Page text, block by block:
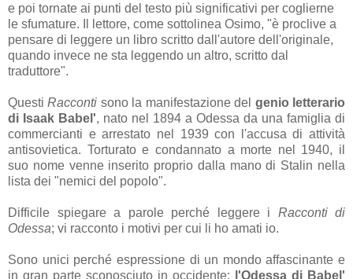
e poi tornate ai punti del testo più significativi per coglierne
le sfumature. Il lettore, come sottolinea Osimo, "è proclive a
pensare di leggere un libro scritto dall'autore dell'originale,
quando invece ne sta leggendo un altro, scritto dal
traduttore".
QuestiRacconti sono la manifestazione del genio letterario
di Isaak Babel', nato nel 1894 a Odessa da una famiglia di
commercianti e arrestato nel 1939 con l'accusa di attività
antisovietica. Torturato e condannato a morte nel 1940, il
suo nome venne inserito proprio dalla mano di Stalin nella
lista dei "nemici del popolo".
Difficile spiegare a parole perché leggere i Racconti di
Odessa; vi racconto i motivi per cui li ho amati io.
Sono unici perché espressione di un mondo affascinante e
in gran parte sconosciuto in occidente:
l'Odessa di Babel'